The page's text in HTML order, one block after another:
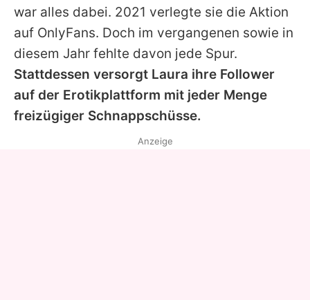
war alles dabei. 2021 verlegte sie die Aktion
auf OnlyFans. Doch im vergangenen sowie in
diesem Jahr fehlte davon jede Spur.
Stattdessen versorgt Laura ihre Follower
auf der Erotikplattform mit jeder Menge
freizügiger Schnappschüsse.
Anzeige